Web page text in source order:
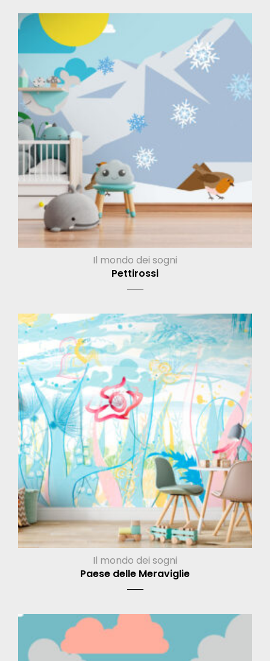
Il mondo dei sogni
Pettirossi
Il mondo dei sogni
Paese delle Meraviglie